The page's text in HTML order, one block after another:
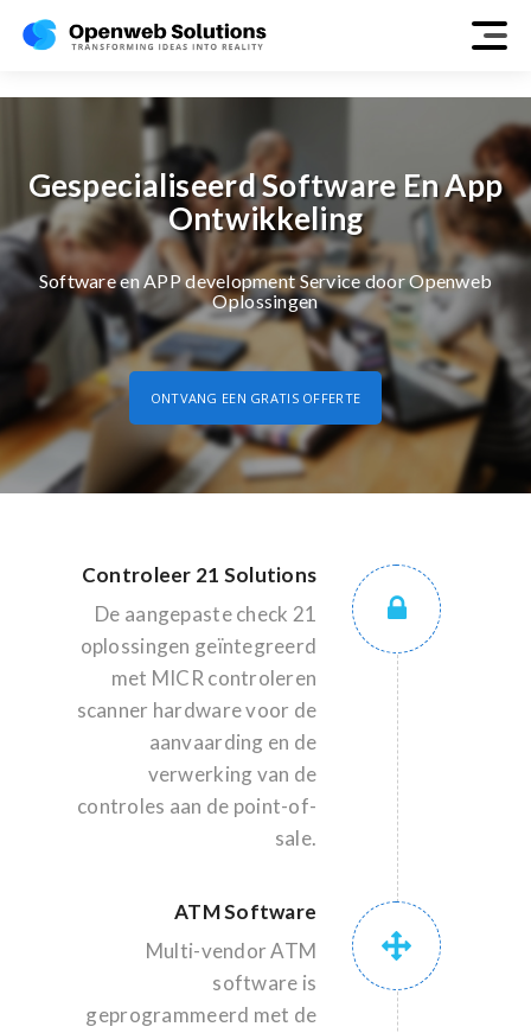
Gespecialiseerd Software En App
Ontwikkeling
Software en APP development Service door Openweb
Oplossingen
ONTVANG EEN GRATIS OFFERTE
Controleer 21 Solutions
De aangepaste check 21
oplossingen geïntegreerd
met MICR controleren
scanner hardware voor de
aanvaarding en de
verwerking van de
controles aan de point-of-
sale.
ATM Software
Multi-vendor ATM
software is
geprogrammeerd met de